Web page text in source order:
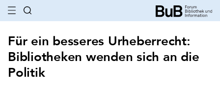
Für ein besseres Urheberrecht:
Bibliotheken wenden sich an die
Politik